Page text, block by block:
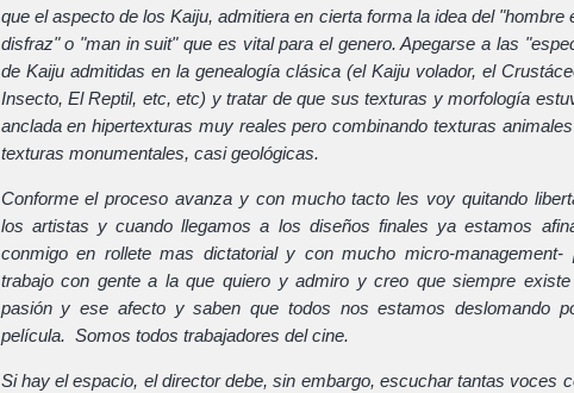
que el aspecto de los Kaiju, admitiera en cierta forma la idea del "hombre
disfraz" o "man in suit" que es vital para el genero. Apegarse a las
de Kaiju admitidas en la genealogía clásica (el Kaiju volador, el
Insecto, El Reptil, etc, etc) y tratar de que sus texturas y morfología
anclada en hipertexturas muy reales pero combinando texturas
texturas monumentales, casi geológicas.
Conforme el proceso avanza y con mucho tacto les voy quitando
los artistas y cuando llegamos a los diseños finales ya estamos
conmigo en rollete mas dictatorial y con mucho micro-management-
trabajo con gente a la que quiero y admiro y creo que siempre
pasión y ese afecto y saben que todos nos estamos deslomando
película. Somos todos trabajadores del cine.
Si hay el espacio, el director debe, sin embargo, escuchar tantas voces